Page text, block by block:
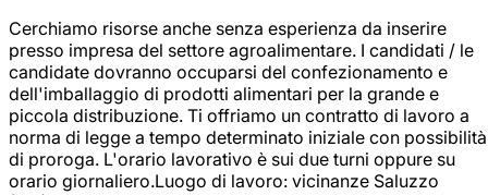
Cerchiamo risorse anche senza esperienza da inserire
presso impresa del settore agroalimentare. I candidati / le
candidate dovranno occuparsi del confezionamento e
dell'imballaggio di prodotti alimentari per la grande e
piccola distribuzione. Ti offriamo un contratto di lavoro a
norma di legge a tempo determinato iniziale con possibilità
di proroga. L'orario lavorativo è sui due turni oppure su
orario giornaliero.Luogo di lavoro: vicinanze Saluzzo